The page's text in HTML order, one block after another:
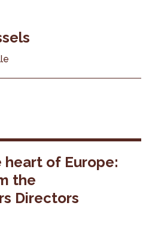
heart of Europe:
the
Directors